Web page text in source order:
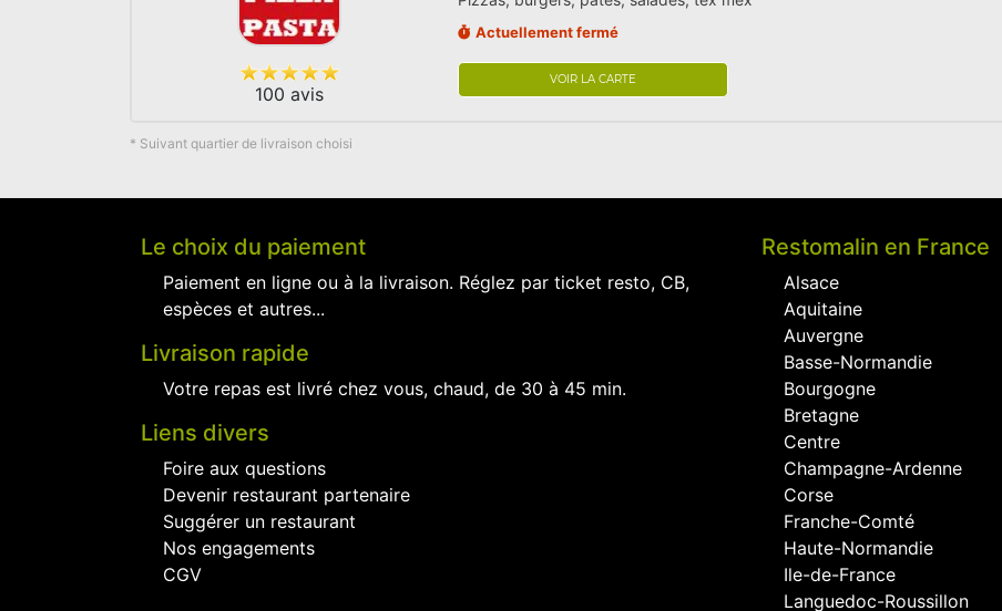
100 avis
Actuellement fermé
VOIR LA CARTE
* Suivant quartier de livraison choisi
Le choix du paiement
Paiement en ligne ou à la livraison. Réglez par ticket resto, CB,
espèces et autres...
Livraison rapide
Votre repas est livré chez vous, chaud, de 30 à 45 min.
Liens divers
Foire aux questions
Devenir restaurant partenaire
Suggérer un restaurant
Nos engagements
CGV
Restomalin en France
Alsace
Aquitaine
Auvergne
Basse-Normandie
Bourgogne
Bretagne
Centre
Champagne-Ardenne
Corse
Franche-Comté
Haute-Normandie
Ile-de-France
Languedoc-Roussillon